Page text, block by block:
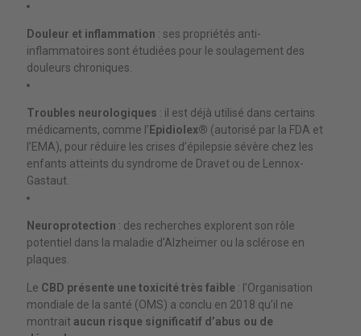
Douleur et inflammation : ses propriétés anti-
inflammatoires sont étudiées pour le soulagement des
douleurs chroniques.
Troubles neurologiques : il est déjà utilisé dans certains
médicaments, comme l’ Epidiolex® (autorisé par la FDA et
l’EMA), pour réduire les crises d’épilepsie sévère chez les
enfants atteints du syndrome de Dravet ou de Lennox-
Gastaut.
Neuroprotection : des recherches explorent son rôle
potentiel dans la maladie d’Alzheimer ou la sclérose en
plaques.
Le CBD présente une toxicité très faible : l’Organisation
mondiale de la santé (OMS) a conclu en 2018 qu’il ne
montrait aucun risque significatif d’abus ou de